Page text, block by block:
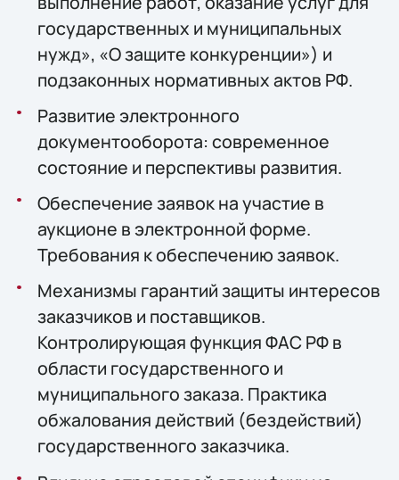
государственных и муниципальных
нужд», «О защите конкуренции») и
подзаконных нормативных актов РФ.
Развитие электронного
документооборота: современное
состояние и перспективы развития.
Обеспечение заявок на участие в
аукционе в электронной форме.
Требования к обеспечению заявок.
Механизмы гарантий защиты интересов
заказчиков и поставщиков.
Контролирующая функция ФАС РФ в
области государственного и
муниципального заказа. Практика
обжалования действий (бездействий)
государственного заказчика.